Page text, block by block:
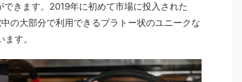
きます。2019年に初めて市場に投入された
の大部分で利用できるプラトー状のユニークな
す。